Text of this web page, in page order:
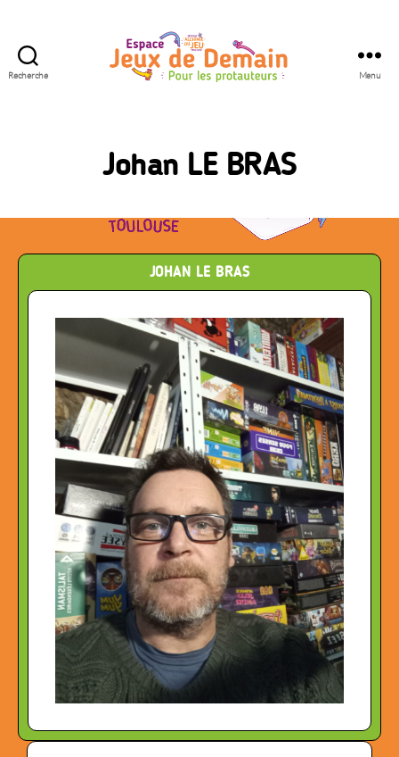
Recherche
Demain
Menu
Johan LE BRAS
JOHAN LE BRAS